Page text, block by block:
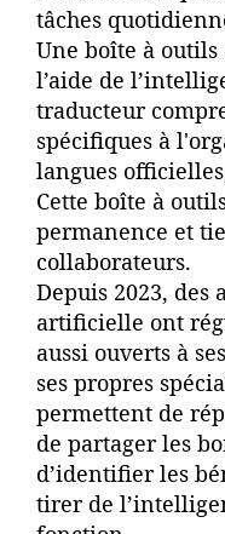
tâches
Une boîte à
l’aide de
traducteur
spécifiques à
langues
Cette boîte à
permanence et
collaborateurs.
Depuis 2023, des
artificielle ont
aussi ouverts à
ses propres
permettent de
de partager les
d’identifier les
tirer de